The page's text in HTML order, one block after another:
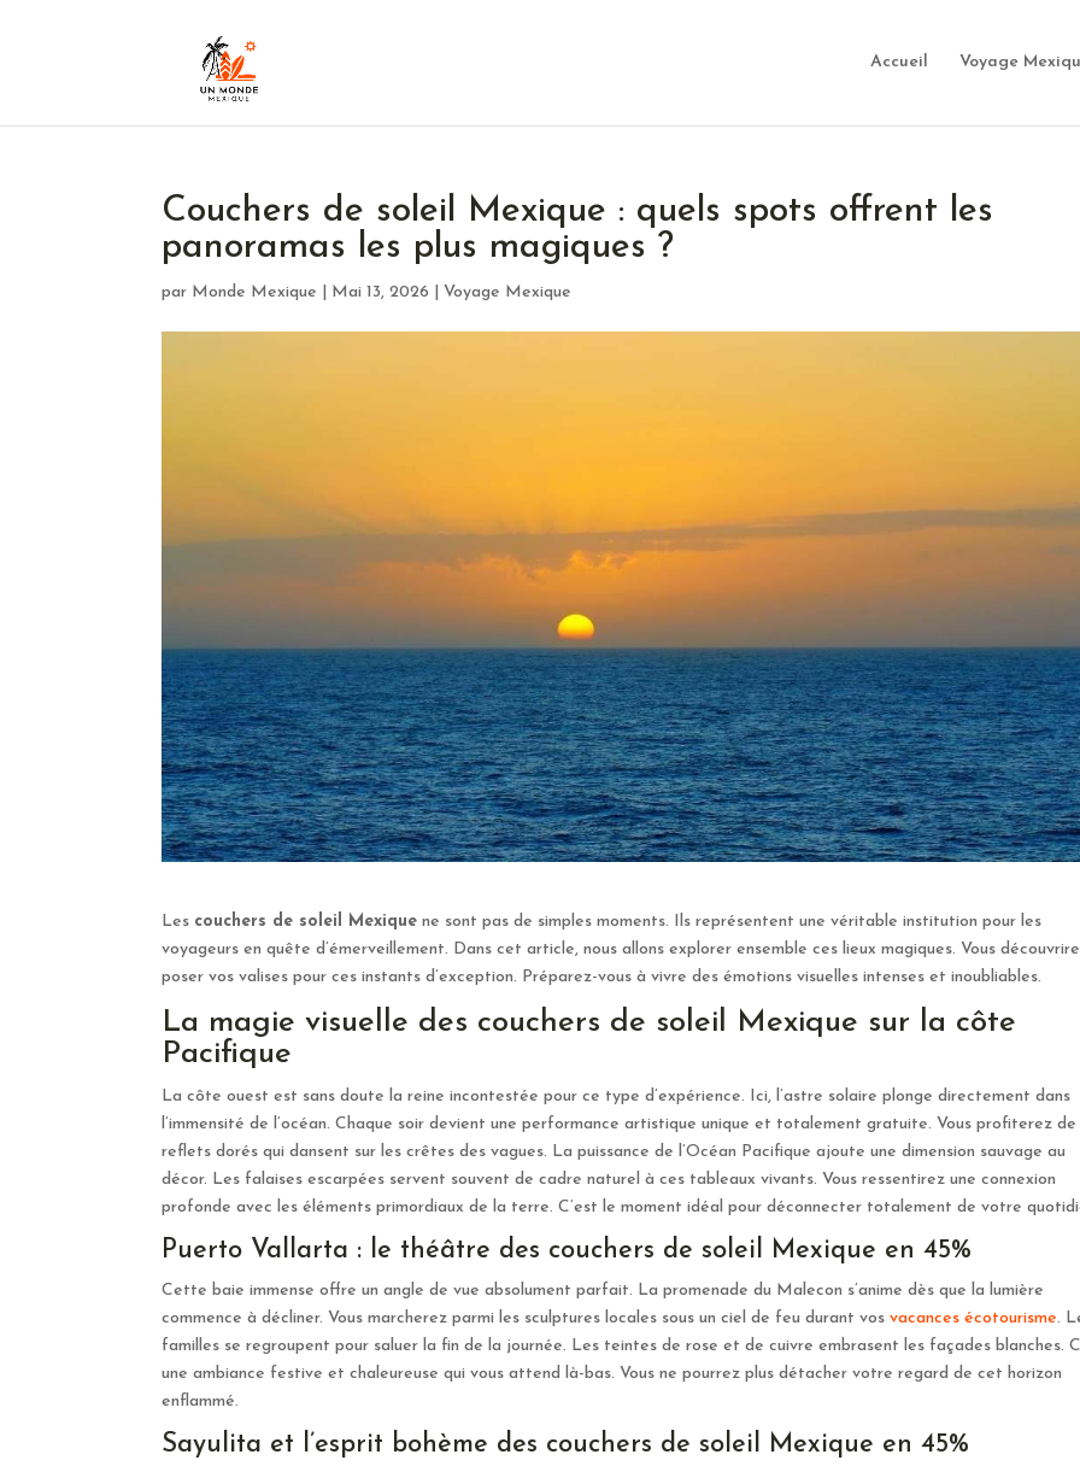
Accueil Voyage
Couchers de soleil Mexique : quels spots offrent les
panoramas les plus magiques ?
par Monde Mexique Mai 13, 2026 Voyage Mexique
Les couchers de soleil Mexique ne sont pas de simples moments. Ils représentent une véritable institution pour les
voyageurs en quête d’émerveillement. Dans cet article, nous allons explorer ensemble ces lieux magiques. Vous
poser vos valises pour ces instants d’exception. Préparez-vous à vivre des émotions visuelles intenses et inoubliables.
La magie visuelle des couchers de soleil Mexique sur la côte
Pacifique
La côte ouest est sans doute la reine incontestée pour ce type d’expérience. Ici, l’astre solaire plonge directement dans
l’immensité de l’océan. Chaque soir devient une performance artistique unique et totalement gratuite. Vous profiterez de
reflets dorés qui dansent sur les crêtes des vagues. La puissance de l’Océan Pacifique ajoute une dimension sauvage au
décor. Les falaises escarpées servent souvent de cadre naturel à ces tableaux vivants. Vous ressentirez une connexion
profonde avec les éléments primordiaux de la terre. C’est le moment idéal pour déconnecter totalement de votre
Puerto Vallarta : le théâtre des couchers de soleil Mexique en 45%
Cette baie immense offre un angle de vue absolument parfait. La promenade du Malecon s’anime dès que la lumière
commence à décliner. Vous marcherez parmi les sculptures locales sous un ciel de feu durant vosvacances écotourisme.
familles se regroupent pour saluer la fin de la journée. Les teintes de rose et de cuivre embrasent les façades blanches.
une ambiance festive et chaleureuse qui vous attend là-bas. Vous ne pourrez plus détacher votre regard de cet horizon
enflammé.
Sayulita et l’esprit bohème des couchers de soleil Mexique en 45%